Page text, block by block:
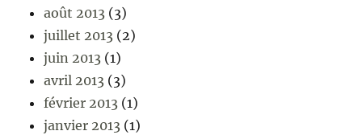
août 2013 (3)
juillet 2013 (2)
juin 2013 (1)
avril 2013 (3)
février 2013 (1)
janvier 2013 (1)